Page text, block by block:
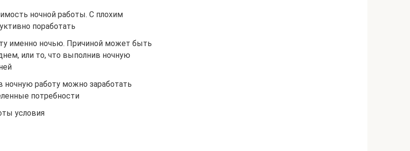
ночной работы. С плохим
поработать
именно ночью. Причиной может быть
или то, что выполнив ночную
работу можно заработать
потребности
условия